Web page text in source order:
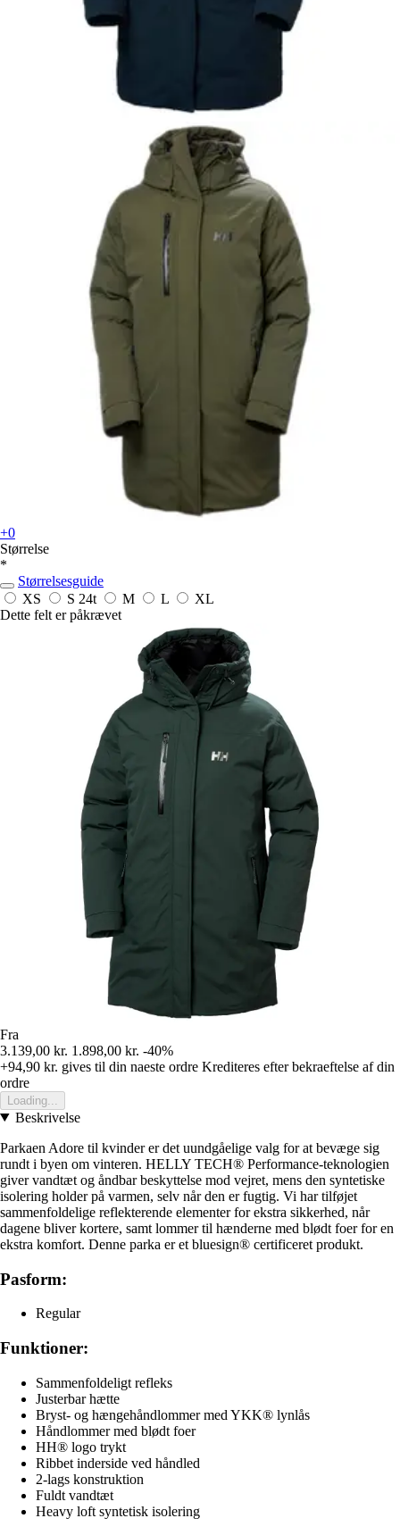
+0
Størrelse
*
Størrelsesguide
XS
S 24t M L
XL
Dette felt er påkrævet
Fra
3.139,00 kr. 1.898,00 kr. -40%
+94,90 kr. gives til din naeste ordre Krediteres efter bekraeftelse af din
ordre
Loading...
Beskrivelse
Parkaen Adore til kvinder er det uundgåelige valg for at bevæge sig
rundt i byen om vinteren. HELLY TECH® Performance-teknologien
giver vandtæt og åndbar beskyttelse mod vejret, mens den syntetiske
isolering holder på varmen, selv når den er fugtig. Vi har tilføjet
sammenfoldelige reflekterende elementer for ekstra sikkerhed, når
dagene bliver kortere, samt lommer til hænderne med blødt foer for en
ekstra komfort. Denne parka er et bluesign® certificeret produkt.
Pasform:
Regular
Funktioner:
Sammenfoldeligt refleks
Justerbar hætte
Bryst- og hængehåndlommer med YKK® lynlås
Håndlommer med blødt foer
HH® logo trykt
Ribbet inderside ved håndled
2-lags konstruktion
Fuldt vandtæt
Heavy loft syntetisk isolering